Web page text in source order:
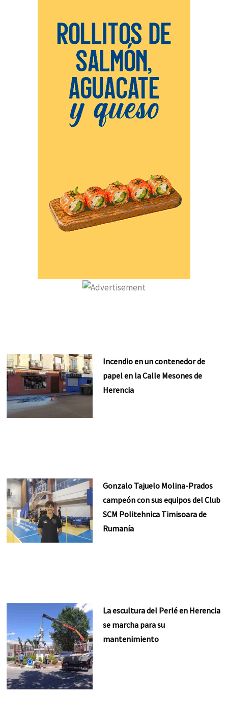
Incendio en un contenedor de
papel en la Calle Mesones de
Herencia
Gonzalo Tajuelo Molina-Prados
campeón con sus equipos del Club
SCM Politehnica Timisoara de
Rumanía
La escultura del Perlé en Herencia
se marcha para su
mantenimiento